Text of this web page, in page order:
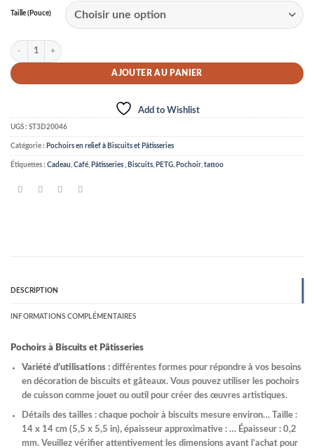
Taille (Pouce)
quantité de Pochoirs à Biscuits et Pâtisseries
AJOUTER AU PANIER
Add to Wishlist
UGS : ST3D20046
Catégorie : Pochoirs en relief à Biscuits et Pâtisseries
Étiquettes : Cadeau, Café, Pâtisseries , Biscuits, PETG, Pochoir, tattoo
DESCRIPTION
INFORMATIONS COMPLÉMENTAIRES
Pochoirs à Biscuits et Pâtisseries
Variété d’utilisations : différentes formes pour répondre à vos besoins
en décoration de biscuits et gâteaux. Vous pouvez utiliser les pochoirs
de cuisson comme jouet ou outil pour créer des œuvres artistiques.
Détails des tailles : chaque pochoir à biscuits mesure environ… Taille :
14 x 14 cm (5,5 x 5,5 in), épaisseur approximative : … Épaisseur : 0,2
mm. Veuillez vérifier attentivement les dimensions avant l’achat pour